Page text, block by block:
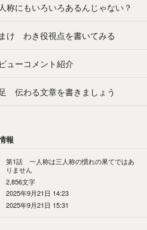
にもいろいろあるんじゃない？
け わき役視点を書いてみる
ーコメント紹介
伝わる文章を書きましょう
報
第1話 一人称は三人称の慣れの果てではあ
りません
2,856文字
2025年9月21日 14:23
2025年9月21日 15:31